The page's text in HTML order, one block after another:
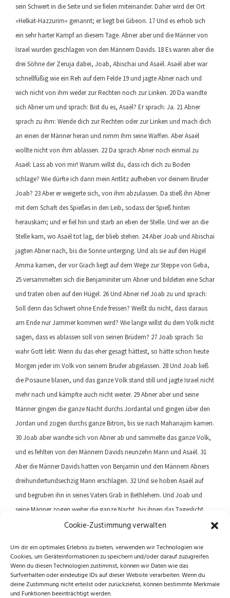
Cookie-Zustimmung verwalten
Um dir ein optimales Erlebnis zu bieten, verwenden wir Technologien wie
Cookies, um Geräteinformationen zu speichern und/oder darauf zuzugreifen.
Wenn du diesen Technologien zustimmst, können wir Daten wie das
Surfverhalten oder eindeutige IDs auf dieser Website verarbeiten. Wenn du
deine Zustimmung nicht erteilst oder zurückziehst, können bestimmte Merkmale
und Funktionen beeinträchtigt werden.
sein Schwert in die Seite und sie fielen miteinander. Daher wird der Ort
»Helkat-Hazzurim« genannt; er liegt bei Gibeon. 17 Und es erhob sich
ein sehr harter Kampf an diesem Tage. Abner aber und die Männer von
Israel wurden geschlagen von den Männern Davids. 18 Es waren aber die
drei Söhne der Zeruja dabei, Joab, Abischai und Asaël. Asaël aber war
schnellfüßig wie ein Reh auf dem Felde 19 und jagte Abner nach und
wich nicht von ihm weder zur Rechten noch zur Linken. 20 Da wandte
sich Abner um und sprach: Bist du es, Asaël? Er sprach: Ja. 21 Abner
sprach zu ihm: Wende dich zur Rechten oder zur Linken und mach dich
an einen der Männer heran und nimm ihm seine Waffen. Aber Asaël
wollte nicht von ihm ablassen. 22 Da sprach Abner noch einmal zu
Asaël: Lass ab von mir! Warum willst du, dass ich dich zu Boden
schlage? Wie dürfte ich dann mein Antlitz aufheben vor deinem Bruder
Joab? 23 Aber er weigerte sich, von ihm abzulassen. Da stieß ihn Abner
mit dem Schaft des Spießes in den Leib, sodass der Spieß hinten
herauskam; und er fiel hin und starb an eben der Stelle. Und wer an die
Stelle kam, wo Asaël tot lag, der blieb stehen. 24 Aber Joab und Abischai
jagten Abner nach, bis die Sonne unterging. Und als sie auf den Hügel
Amma kamen, der vor Giach liegt auf dem Wege zur Steppe von Geba,
25 versammelten sich die Benjaminiter um Abner und bildeten eine Schar
und traten oben auf den Hügel. 26 Und Abner rief Joab zu und sprach:
Soll denn das Schwert ohne Ende fressen? Weißt du nicht, dass daraus
am Ende nur Jammer kommen wird? Wie lange willst du dem Volk nicht
sagen, dass es ablassen soll von seinen Brüdern? 27 Joab sprach: So
wahr Gott lebt: Wenn du das eher gesagt hättest, so hätte schon heute
Morgen jeder im Volk von seinem Bruder abgelassen. 28 Und Joab ließ
die Posaune blasen, und das ganze Volk stand still und jagte Israel nicht
mehr nach und kämpfte auch nicht weiter. 29 Abner aber und seine
Männer gingen die ganze Nacht durchs Jordantal und gingen über den
Jordan und zogen durchs ganze Bitron, bis sie nach Mahanajim kamen.
30 Joab aber wandte sich von Abner ab und sammelte das ganze Volk,
und es fehlten von den Männern Davids neunzehn Mann und Asaël. 31
Aber die Männer Davids hatten von Benjamin und den Männern Abners
dreihundertundsechzig Mann erschlagen. 32 Und sie hoben Asaël auf
und begruben ihn in seines Vaters Grab in Bethlehem. Und Joab und
seine Männer zogen weiter die ganze Nacht, bis ihnen das Tageslicht
anbrach in Hebron.
Next article
Previous article